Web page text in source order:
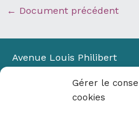
Gérer le
cookies
← Document précédent
Avenue Louis Philibert
Bâtiment Laennec
13100 Aix-en-Provence